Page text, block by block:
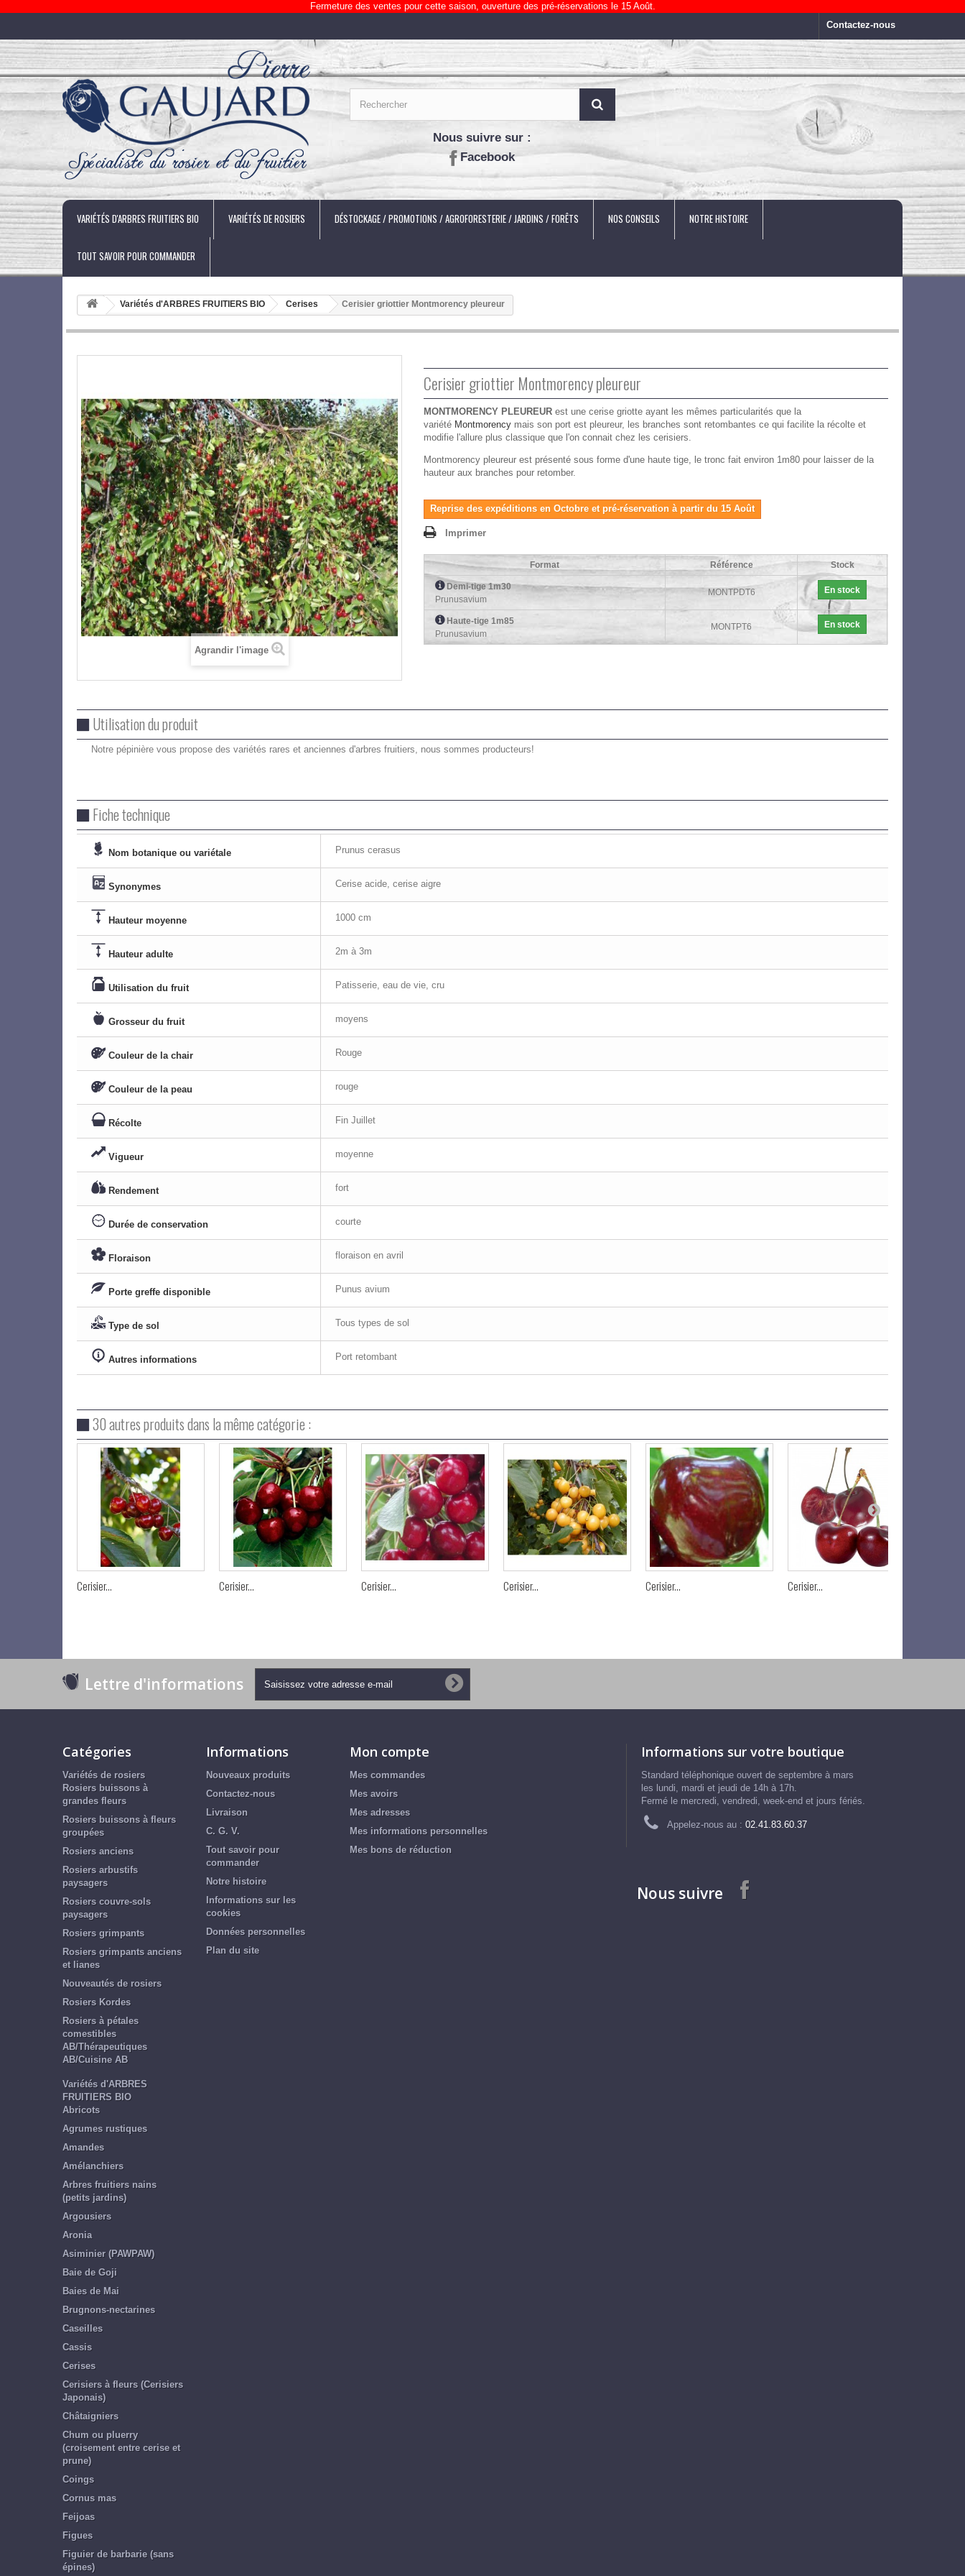
Fermeture des ventes pour cette saison, ouverture des pré-réservations le 15 Août.
Contactez-nous
Nous suivre sur :
Facebook
VARIÉTÉS D'ARBRES FRUITIERS BIO VARIÉTÉS DE ROSIERS DÉSTOCKAGE / PROMOTIONS / AGROFORESTERIE / JARDINS / FORÊTS NOS CONSEILS NOTRE HISTOIRE
TOUT SAVOIR POUR COMMANDER
Variétés d'ARBRES FRUITIERS BIO Cerises Cerisier griottier Montmorency pleureur
Agrandir l'image
Cerisier griottier Montmorency pleureur
MONTMORENCY PLEUREUR est une cerise griotte ayant les mêmes particularités que la
variété Montmorency mais son port est pleureur, les branches sont retombantes ce qui facilite la récolte et
modifie l'allure plus classique que l'on connait chez les cerisiers.
Montmorency pleureur est présenté sous forme d'une haute tige, le tronc fait environ 1m80 pour laisser de la
hauteur aux branches pour retomber.
Reprise des expéditions en Octobre et pré-réservation à partir du 15 Août
Imprimer
Format Référence Stock
Demi-tige 1m30
Prunusavium
MONTPDT6 En stock
Haute-tige 1m85
Prunusavium
MONTPT6 En stock
Utilisation du produit
Notre pépinière vous propose des variétés rares et anciennes d'arbres fruitiers, nous sommes producteurs!
Fiche technique
Nom botanique ou variétale Prunus cerasus
Synonymes Cerise acide, cerise aigre
Hauteur moyenne 1000 cm
Hauteur adulte 2m à 3m
Utilisation du fruit Patisserie, eau de vie, cru
Grosseur du fruit moyens
Couleur de la chair Rouge
Couleur de la peau rouge
Récolte Fin Juillet
Vigueur moyenne
Rendement fort
Durée de conservation courte
Floraison floraison en avril
Porte greffe disponible Punus avium
Type de sol Tous types de sol
Autres informations Port retombant
30 autres produits dans la même catégorie :
Cerisier... Cerisier... Cerisier... Cerisier... Cerisier... Cerisier...
Lettre d'informations
Catégories
Variétés de rosiers
Rosiers buissons à
grandes fleurs
Rosiers buissons à fleurs
groupées
Rosiers anciens
Rosiers arbustifs
paysagers
Rosiers couvre-sols
paysagers
Rosiers grimpants
Rosiers grimpants anciens
et lianes
Nouveautés de rosiers
Rosiers Kordes
Rosiers à pétales
comestibles
AB/Thérapeutiques
AB/Cuisine AB
Variétés d'ARBRES
FRUITIERS BIO
Abricots
Agrumes rustiques
Amandes
Amélanchiers
Arbres fruitiers nains
(petits jardins)
Argousiers
Aronia
Asiminier (PAWPAW)
Baie de Goji
Baies de Mai
Brugnons-nectarines
Caseilles
Cassis
Cerises
Cerisiers à fleurs (Cerisiers
Japonais)
Châtaigniers
Chum ou pluerry
(croisement entre cerise et
prune)
Coings
Cornus mas
Feijoas
Figues
Figuier de barbarie (sans
épines)
Informations
Nouveaux produits
Contactez-nous
Livraison
C. G. V.
Tout savoir pour
commander
Notre histoire
Informations sur les
cookies
Données personnelles
Plan du site
Mon compte
Mes commandes
Mes avoirs
Mes adresses
Mes informations personnelles
Mes bons de réduction
Informations sur votre boutique
Standard téléphonique ouvert de septembre à mars
les lundi, mardi et jeudi de 14h à 17h.
Fermé le mercredi, vendredi, week-end et jours fériés.
Appelez-nous au : 02.41.83.60.37
Nous suivre